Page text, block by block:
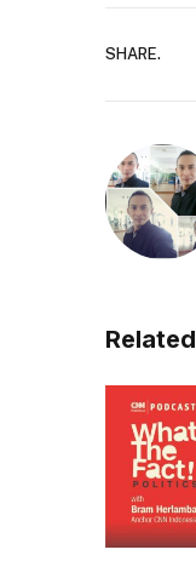
SHARE.
Related